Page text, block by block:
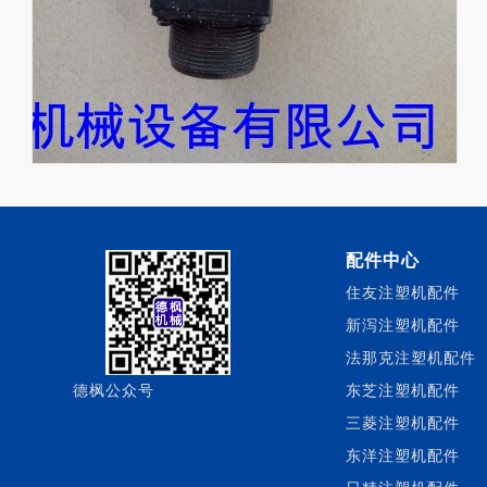
德枫公众号
配件中心
住友注塑机配件
新泻注塑机配件
法那克注塑机配件
东芝注塑机配件
三菱注塑机配件
东洋注塑机配件